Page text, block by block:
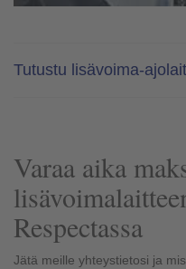
Tutustu lisävoima-
Varaa aika
Respectassa
Jätä meille yhteystietosi ja